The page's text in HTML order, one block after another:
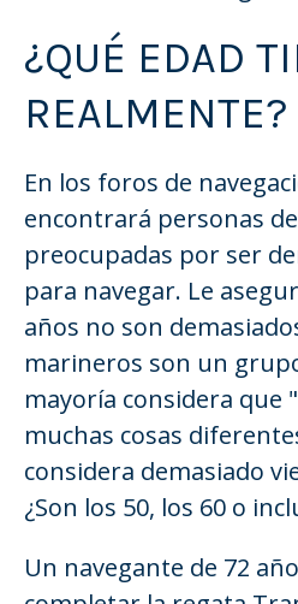
¿QUÉ EDAD
REALMENTE?
En los foros de
encontrará personas
preocupadas por ser
para navegar. Le
años no son
marineros son un
mayoría considera que
muchas cosas
considera demasiado
¿Son los 50, los 60 o
Un navegante de 72